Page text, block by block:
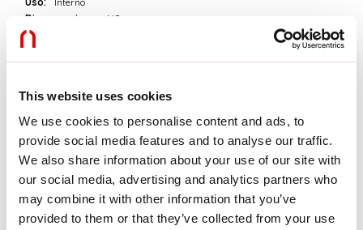
This website uses cookies
We use cookies to personalise content and ads, to
provide social media features and to analyse our traffic.
We also share information about your use of our site with
our social media, advertising and analytics partners who
may combine it with other information that you’ve
provided to them or that they’ve collected from your use
Dimmerazione:
NO
Emergenza:
L:
D:
100mm
Garanzia:
3 anni
Dati tecnici
Potenza reale apparecchio:
320W